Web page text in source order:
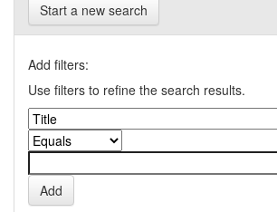
Start a new search
Add filters:
Use filters to refine the search results.